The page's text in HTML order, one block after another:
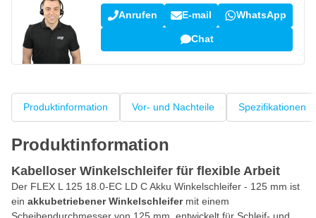
Anrufen E-mail WhatsApp
Chat
Produktinformation Vor- und Nachteile Spezifikationen
Produktinformation
Kabelloser Winkelschleifer für flexible Arbeit
Der FLEX L 125 18.0-EC LD C Akku Winkelschleifer - 125 mm ist
ein akkubetriebener Winkelschleifermit einem